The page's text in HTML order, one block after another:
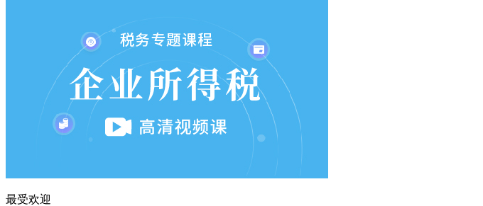
190****5014 刚刚购买了该课程
194****5961 刚刚购买了该课程
151****2166 刚刚购买了该课程
148****2992 刚刚购买了该课程
182****3991 刚刚购买了该课程
最受欢迎